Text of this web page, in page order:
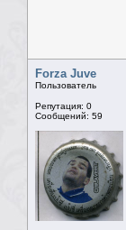
Forza Juve
Пользователь
Репутация: 0
Сообщений: 59